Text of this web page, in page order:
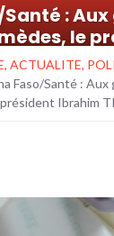
:
le
agit
, ACTUALITE,
Faso/Santé : Aux
Ibrahim